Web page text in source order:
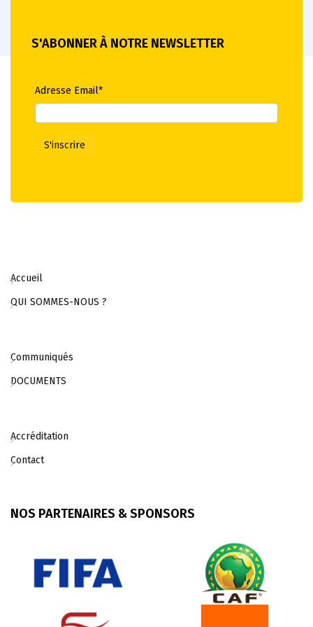
S'ABONNER À NOTRE NEWSLETTER
Adresse Email*
Accueil
QUI SOMMES-NOUS ?
Communiqués
DOCUMENTS
Accréditation
Contact
NOS PARTENAIRES & SPONSORS